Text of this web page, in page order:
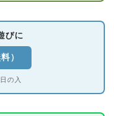
びに
）
の入